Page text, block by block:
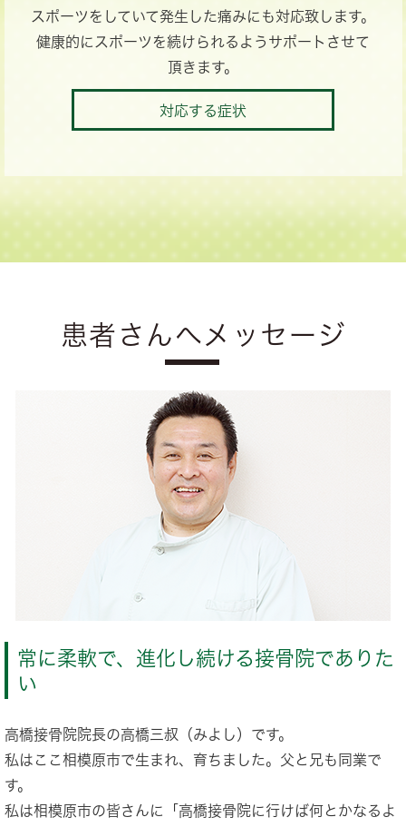
スポーツをしていて発生した痛みにも対応致します。
健康的にスポーツを続けられるようサポートさせて
頂きます。
対応する症状
患者さんへメッセージ
常に柔軟で、進化し続ける接骨院でありた
い
高橋接骨院院長の高橋三叔（みよし）です。
私はここ相模原市で生まれ、育ちました。父と兄も同業で
す。
私は相模原市の皆さんに「高橋接骨院に行けば何とかなるよ